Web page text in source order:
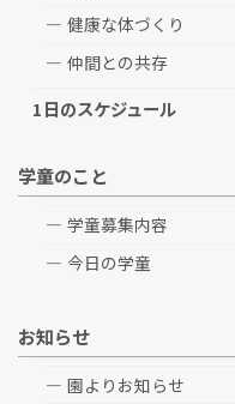
健康な体づくり
仲間との共存
1日のスケジュール
学童のこと
学童募集内容
今日の学童
お知らせ
園よりお知らせ